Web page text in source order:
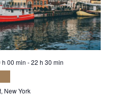
00 min -22 h 30 min
New York